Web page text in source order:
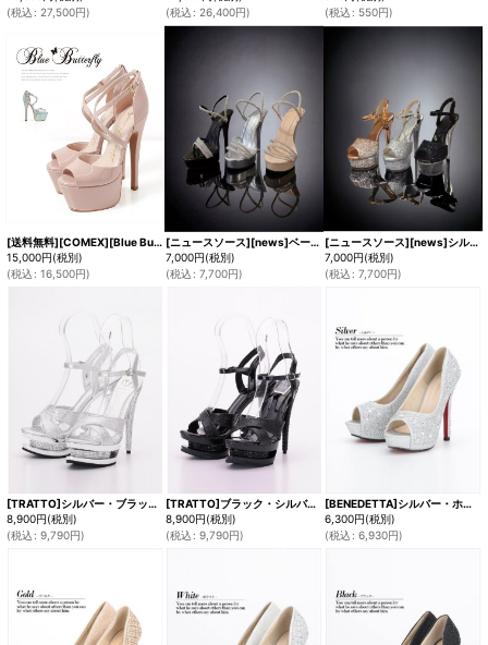
(税込 : 27,500円)
(税込 : 26,400円)
(税込 : 550円)
[送料無料][COMEX][Blue Buterfly]ブルーバタフライ・ピンクベージュ・シルバー・エナメル・2026新作・14cmヒール・厚底・セパレート・ストラップ・パンプス[大きいサイズあり]
15,000円(税別)
(税込 : 16,500円)
[ニュースソース][news]ベージュ・グレー・ブラック・２way・アンクルストラップ・ラインストーン・厚底・14cmヒール・サンダル[即日発送]
7,000円(税別)
(税込 : 7,700円)
[ニュースソース][news]シルバー・ピンクゴールド・ブラック・アンクルストラップ・ラメ・グリッター・ラインストーンチャーム・厚底・16cmヒール・サンダル[即日発送]
7,000円(税別)
(税込 : 7,700円)
[TRATTO]シルバー・ブラック・アンクルストラップ・ラメ・ストーン・厚底・サンダル[即日発送]
8,900円(税別)
(税込 : 9,790円)
[TRATTO]ブラック・シルバー・アンクルストラップ・ラメ・ストーン・厚底・サンダル[即日発送]
8,900円(税別)
(税込 : 9,790円)
[BENEDETTA]シルバー・ホワイト・ブラック・ゴールド・オープントゥ・ビジュー・前厚・12.5cmヒール・ハイヒール・パンプス[即日発送]
6,300円(税別)
(税込 : 6,930円)